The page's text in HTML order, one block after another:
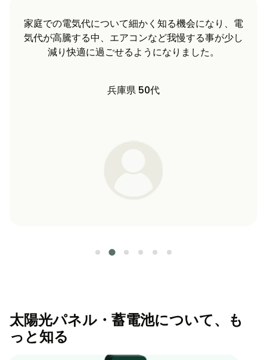
く知る機会になり、電
など我慢する事が少し
うになりました。
我が家では投資分は7年ほ
す。その後も太陽光発電が
めできると
太陽光パネル・蓄電池について、も
っと知る